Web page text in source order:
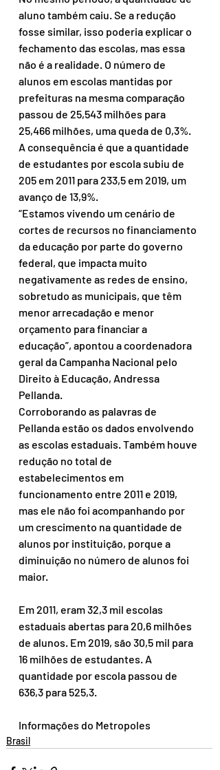
aluno também caiu. Se a redução
fosse similar, isso poderia explicar o
fechamento das escolas, mas essa
não é a realidade. O número de
alunos em escolas mantidas por
prefeituras na mesma comparação
passou de 25,543 milhões para
25,466 milhões, uma queda de 0,3%.
A consequência é que a quantidade
de estudantes por escola subiu de
205 em 2011 para 233,5 em 2019, um
avanço de 13,9%.
“Estamos vivendo um cenário de
cortes de recursos no financiamento
da educação por parte do governo
federal, que impacta muito
negativamente as redes de ensino,
sobretudo as municipais, que têm
menor arrecadação e menor
orçamento para financiar a
educação”, apontou a coordenadora
geral da Campanha Nacional pelo
Direito à Educação, Andressa
Pellanda.
Corroborando as palavras de
Pellanda estão os dados envolvendo
as escolas estaduais. Também houve
redução no total de
estabelecimentos em
funcionamento entre 2011 e 2019,
mas ele não foi acompanhando por
um crescimento na quantidade de
alunos por instituição, porque a
diminuição no número de alunos foi
maior.
Em 2011, eram 32,3 mil escolas
estaduais abertas para 20,6 milhões
de alunos. Em 2019, são 30,5 mil para
16 milhões de estudantes. A
quantidade por escola passou de
636,3 para 525,3.
Informações do Metropoles
Brasil